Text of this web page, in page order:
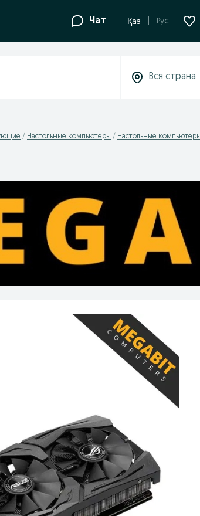
Чат Қаз Рус
Настольные компьютеры Настольные